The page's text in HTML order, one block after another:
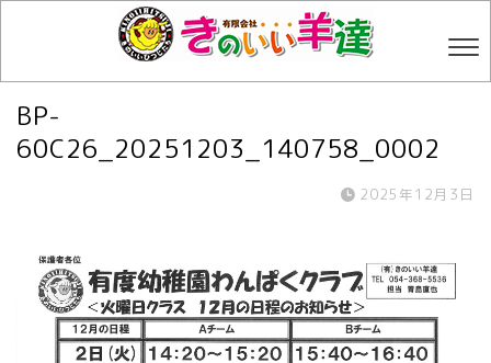
BP-
60C26_20251203_140758_0002
2025年12月3日